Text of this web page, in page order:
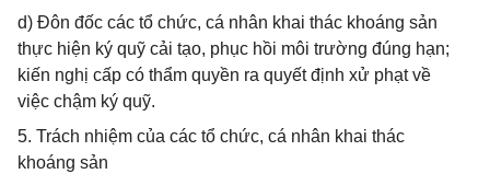
d) Đôn đốc các tổ chức, cá nhân khai thác khoáng sản
thực hiện ký quỹ cải tạo, phục hồi môi trường đúng hạn;
kiến nghị cấp có thẩm quyền ra quyết định xử phạt về
việc chậm ký quỹ.
5. Trách nhiệm của các tổ chức, cá nhân khai thác
khoáng sản